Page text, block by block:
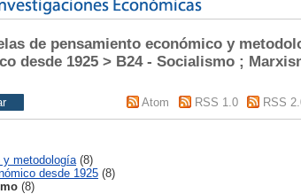
de pensamiento económico y
desde 1925 > B24 - Socialismo ;
Atom RSS 1.0 RSS
y metodología (8)
desde 1925 (8)
(8)